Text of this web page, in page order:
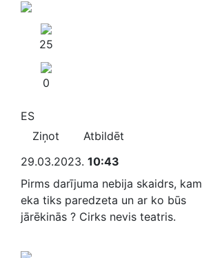
25
0
ES
Ziņot
Atbildēt
29.03.2023. 10:43
Pirms darījuma nebija skaidrs, kam
eka tiks paredzeta un ar ko būs
jārēkinās ? Cirks nevis teatris.